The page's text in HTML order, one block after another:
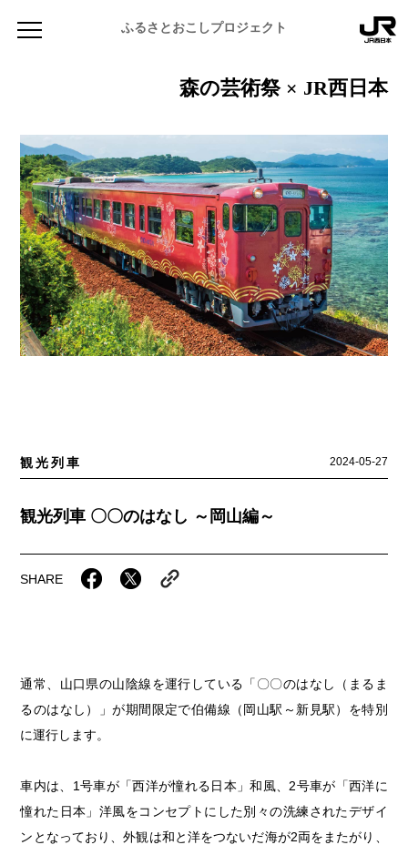
ふるさとおこしプロジェクト
NEWS
お知らせ
MAGAZINE
地域のよみもの
ふるさと図鑑
あの駅この駅
おのえきTIMES
JR PREMIUM SELECT SETOUCHI
JR西日本グループのおみやげ開発
雑貨シリーズ
蒜山ショコラクッキーズ
生スフレ ふわり～ぬ
せとうちの果実 チューハイ
ふるさとあっ晴れ認定
マップ・一覧から探す
第12回 挑戦 第11回 せとうち
第10回 岡山・備後の果物
第6回 瀬戸内市/備前市/和気町/赤磐市 第5回 津山市/鏡野町/吉備中央町/久米南町/美咲町
Urara
SAKU美SAKU楽
地酒列車
ABOUT
ふるさとおこしプロジェクトとは
森の芸術祭 × JR西日本
観光列車 2024-05-27
観光列車 〇〇のはなし ～岡山編～
SHARE
通常、山口県の山陰線を運行している「〇〇のはなし（まるま
るのはなし）」が期間限定で伯備線（岡山駅～新見駅）を特別
に運行します。
車内は、1号車が「西洋が憧れる日本」和風、2号車が「西洋に
憧れた日本」洋風をコンセプトにした別々の洗練されたデザイ
ンとなっており、外観は和と洋をつないだ海が2両をまたがり、